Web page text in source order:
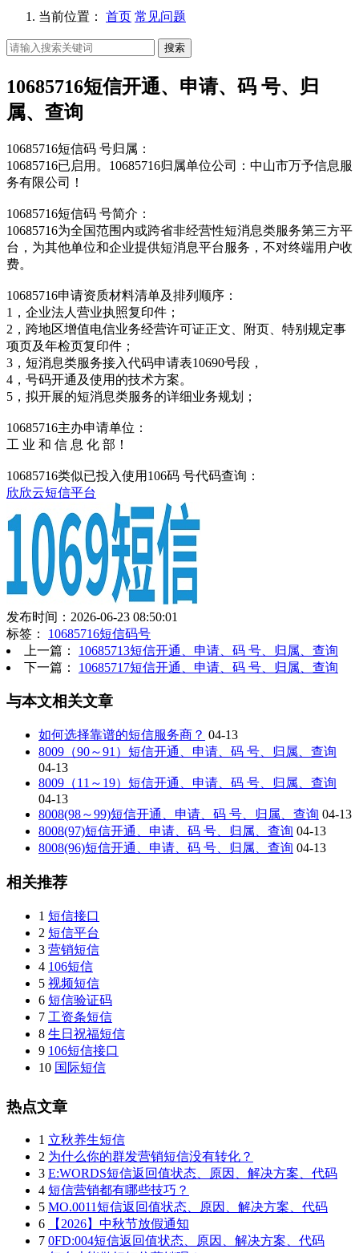
当前位置： 首页 常见问题
搜索
10685716短信开通、申请、码 号、归
属、查询
10685716短信码 号归属：
10685716已启用。10685716归属单位公司：中山市万予信息服
务有限公司！
10685716短信码 号简介：
10685716为全国范围内或跨省非经营性短消息类服务第三方平
台，为其他单位和企业提供短消息平台服务，不对终端用户收
费。
10685716申请资质材料清单及排列顺序：
1，企业法人营业执照复印件；
2，跨地区增值电信业务经营许可证正文、附页、特别规定事
项页及年检页复印件；
3，短消息类服务接入代码申请表10690号段，
4，号码开通及使用的技术方案。
5，拟开展的短消息类服务的详细业务规划；
10685716主办申请单位：
工 业 和 信 息 化 部！
10685716类似已投入使用106码 号代码查询：
欣欣云短信平台
发布时间：2026-06-23 08:50:01
标签： 10685716短信码号
上一篇： 10685713短信开通、申请、码 号、归属、查询
下一篇： 10685717短信开通、申请、码 号、归属、查询
与本文相关文章
如何选择靠谱的短信服务商？ 04-13
8009（90～91）短信开通、申请、码 号、归属、查询
04-13
8009（11～19）短信开通、申请、码 号、归属、查询
04-13
8008(98～99)短信开通、申请、码 号、归属、查询 04-13
8008(97)短信开通、申请、码 号、归属、查询 04-13
8008(96)短信开通、申请、码 号、归属、查询 04-13
相关推荐
1 短信接口
2 短信平台
3 营销短信
4 106短信
5 视频短信
6 短信验证码
7 工资条短信
8 生日祝福短信
9 106短信接口
10 国际短信
热点文章
1 立秋养生短信
2 为什么你的群发营销短信没有转化？
3 E:WORDS短信返回值状态、原因、解决方案、代码
4 短信营销都有哪些技巧？
5 MO.0011短信返回值状态、原因、解决方案、代码
6
【2026】中秋节放假通知
7 0FD:004短信返回值状态、原因、解决方案、代码